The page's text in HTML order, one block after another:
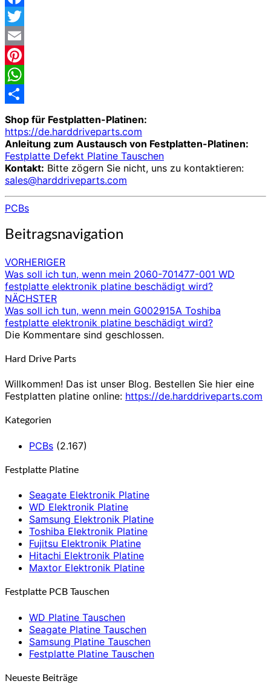
Facebook
Twitter
Email
Pinterest
WhatsApp
Share
Shop für Festplatten-Platinen:
https://de.harddriveparts.com
Anleitung zum Austausch von Festplatten-Platinen:
Festplatte Defekt Platine Tauschen
Kontakt: Bitte zögern Sie nicht, uns zu kontaktieren:
sales@harddriveparts.com
PCBs
Beitragsnavigation
VORHERIGER
Was soll ich tun, wenn mein 2060-701477-001 WD
festplatte elektronik platine beschädigt wird?
NÄCHSTER
Was soll ich tun, wenn mein G002915A Toshiba
festplatte elektronik platine beschädigt wird?
Die Kommentare sind geschlossen.
Hard Drive Parts
Willkommen! Das ist unser Blog. Bestellen Sie hier eine
Festplatten platine online: https://de.harddriveparts.com
Kategorien
PCBs (2.167)
Festplatte Platine
Seagate Elektronik Platine
WD Elektronik Platine
Samsung Elektronik Platine
Toshiba Elektronik Platine
Fujitsu Elektronik Platine
Hitachi Elektronik Platine
Maxtor Elektronik Platine
Festplatte PCB Tauschen
WD Platine Tauschen
Seagate Platine Tauschen
Samsung Platine Tauschen
Festplatte Platine Tauschen
Neueste Beiträge